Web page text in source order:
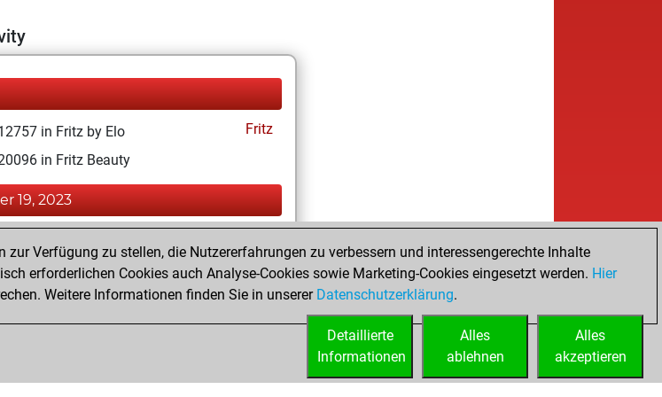
in Fritz by Elo
Fritz
in Fritz Beauty
19, 2023
Elo of 1591
account
Verfügung zu stellen, die Nutzererfahrungen zu verbessern und interessengerechte Inhalte
erforderlichen Cookies auch Analyse-Cookies sowie Marketing-Cookies eingesetzt werden. Hier
Weitere Informationen finden Sie in unserer Datenschutzerklärung.
Alles
akzeptieren
Alles
ablehnen
Detaillierte
Informationen